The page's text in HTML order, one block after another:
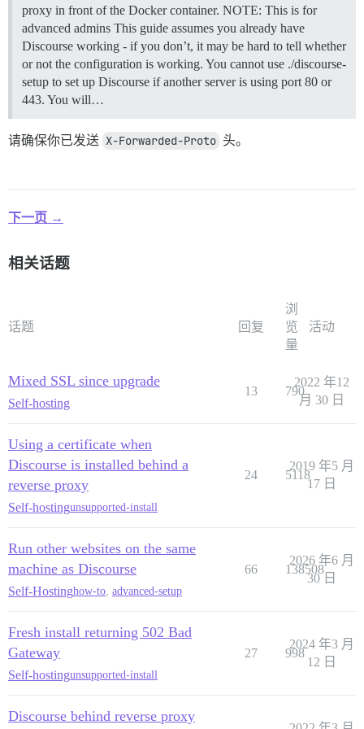
proxy in front of the Docker container. NOTE: This is for
advanced admins This guide assumes you already have
Discourse working - if you don’t, it may be hard to tell whether
or not the configuration is working. You cannot use ./discourse-
setup to set up Discourse if another server is using port 80 or
443. You will…
请确保你已发送 X-Forwarded-Proto 头。
下一页 →
相关话题
话题 回复
浏
览
量
活动
Mixed SSL since upgrade
Self-hosting
13 790
2022 年12
月 30 日
Using a certificate when
Discourse is installed behind a
reverse proxy
Self-hostingunsupported-install
24 5118
2019 年5 月
17 日
Run other websites on the same
machine as Discourse
Self-Hostinghow-to, advanced-setup
66 138508
2026 年6 月
30 日
Fresh install returning 502 Bad
Gateway
Self-hostingunsupported-install
27 998
2024 年3 月
12 日
Discourse behind reverse proxy